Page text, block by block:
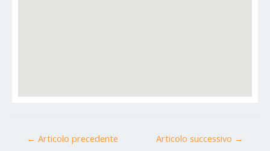
← Articolo precedente Articolo successivo →